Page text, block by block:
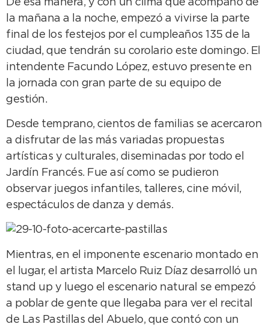
De esa manera, y con un clima que acompañó de
la mañana a la noche, empezó a vivirse la parte
final de los festejos por el cumpleaños 135 de la
ciudad, que tendrán su corolario este domingo. El
intendente Facundo López, estuvo presente en
la jornada con gran parte de su equipo de
gestión.
Desde temprano, cientos de familias se acercaron
a disfrutar de las más variadas propuestas
artísticas y culturales, diseminadas por todo el
Jardín Francés. Fue así como se pudieron
observar juegos infantiles, talleres, cine móvil,
espectáculos de danza y demás.
Mientras, en el imponente escenario montado en
el lugar, el artista Marcelo Ruiz Díaz desarrolló un
stand up y luego el escenario natural se empezó
a poblar de gente que llegaba para ver el recital
de Las Pastillas del Abuelo, que contó con un